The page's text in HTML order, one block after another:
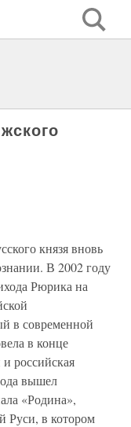
князя вновь
В 2002 году
Рюрика на
в современной
в конце
российская
вышел
«Родина»,
Руси, в котором